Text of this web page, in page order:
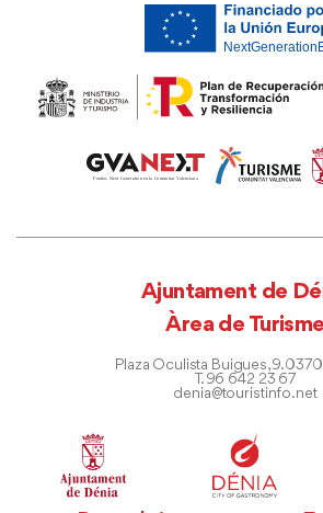
Ajuntament de
Àrea de Turisme
Plaza Oculista Buigues, 9.
T. 96 642 23 67
denia@touristinfo.net